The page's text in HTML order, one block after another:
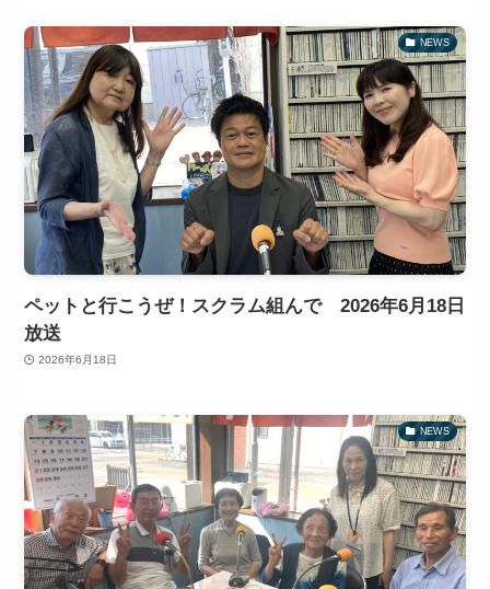
NEWS
ペットと行こうぜ！スクラム組んで 2026年6月18日
放送
2026年6月18日
NEWS